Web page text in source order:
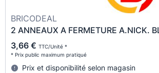
BRICODEAL
2 ANNEAUX A FERMETURE A.NICK.
3,66 € TTC/Unité *
* Prix public maximum pratiqué
Prix et disponibilité selon magasin